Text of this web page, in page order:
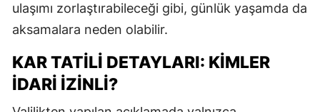
ulaşımı zorlaştırabileceği gibi, günlük yaşamda da
aksamalara neden olabilir.
KAR TATILI DETAYLARI: KIMLER
İDARI İZINLI?